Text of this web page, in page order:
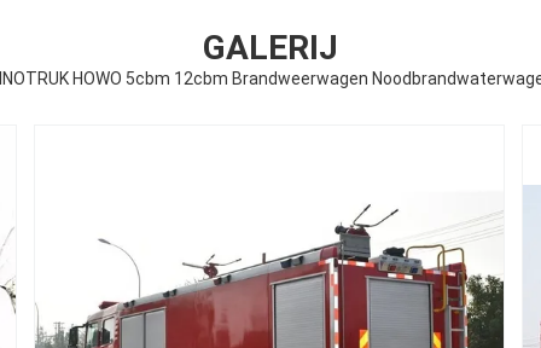
GALERIJ
HOWO 5cbm 12cbm Brandweerwagen